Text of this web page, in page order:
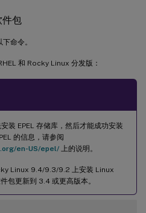
件包
命令。
和 Rocky Linux 分发版：
装 EPEL 存储库，然后才能成功安装
的信息，请参阅
en-US/epel/ 上的说明。
Linux 9.4/9.3/9.2 上安装 Linux
包更新到 3.4 或更高版本。